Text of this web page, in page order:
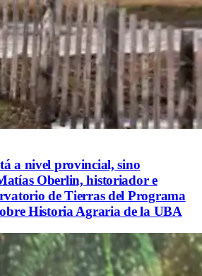
a nivel provincial, sino
Oberlin, historiador e
de Tierras del Programa
Historia Agraria de la UBA